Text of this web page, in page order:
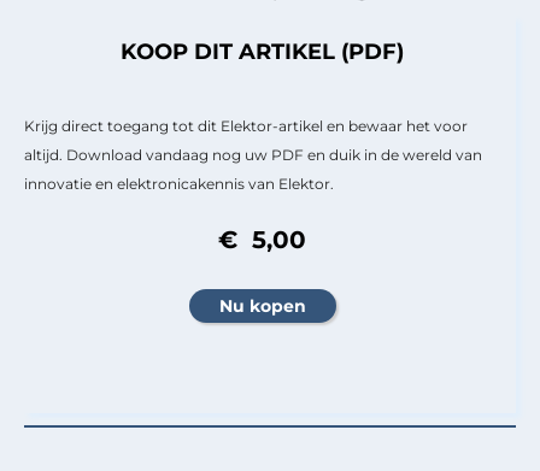
KOOP DIT ARTIKEL (PDF)
Krijg direct toegang tot dit Elektor-artikel en bewaar het voor
altijd. Download vandaag nog uw PDF en duik in de wereld van
innovatie en elektronicakennis van Elektor.
€ 5,00